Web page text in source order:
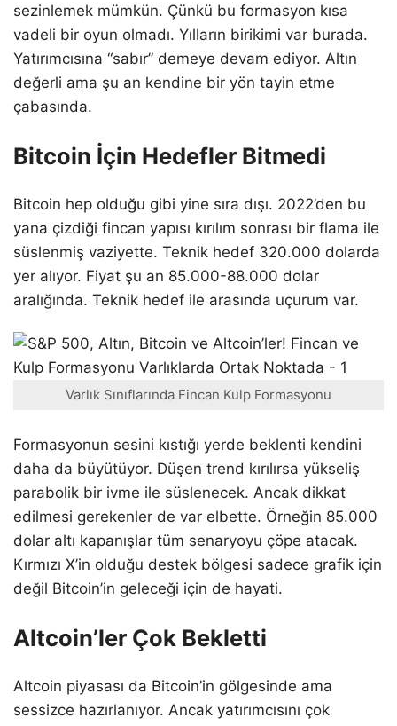
sezinlemek mümkün. Çünkü bu formasyon kısa
vadeli bir oyun olmadı. Yılların birikimi var burada.
Yatırımcısına “sabır” demeye devam ediyor. Altın
değerli ama şu an kendine bir yön tayin etme
çabasında.
Bitcoin İçin Hedefler Bitmedi
Bitcoin hep olduğu gibi yine sıra dışı. 2022’den bu
yana çizdiği fincan yapısı kırılım sonrası bir flama ile
süslenmiş vaziyette. Teknik hedef 320.000 dolarda
yer alıyor. Fiyat şu an 85.000-88.000 dolar
aralığında. Teknik hedef ile arasında uçurum var.
Varlık Sınıflarında Fincan Kulp Formasyonu
Formasyonun sesini kıstığı yerde beklenti kendini
daha da büyütüyor. Düşen trend kırılırsa yükseliş
parabolik bir ivme ile süslenecek. Ancak dikkat
edilmesi gerekenler de var elbette. Örneğin 85.000
dolar altı kapanışlar tüm senaryoyu çöpe atacak.
Kırmızı X’in olduğu destek bölgesi sadece grafik için
değil Bitcoin’in geleceği için de hayati.
Altcoin’ler Çok Bekletti
Altcoin piyasası da Bitcoin’in gölgesinde ama
sessizce hazırlanıyor. Ancak yatırımcısını çok